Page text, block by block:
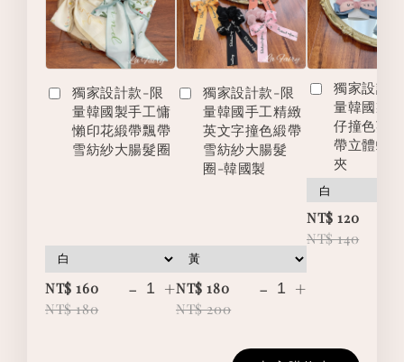
獨家設計款-限
量韓國製手工慵
懶印花緞帶飄帶
雪紡紗大腸髮圈
NT$ 160
NT$ 180
- +
獨家設計款-限
量韓國手工精緻
英文字撞色緞帶
雪紡紗大腸髮
圈-韓國製
NT$ 180
NT$ 200
- +
獨家設計
量韓國製
仔撞色英
帶立體蝴
夾
NT$ 120
NT$ 140